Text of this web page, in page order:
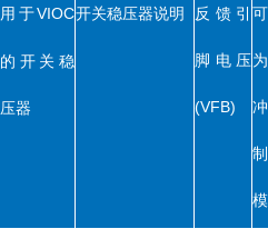
用于VIOC
的开关稳
压器
开关稳压器说明 反馈引
脚电压
(VFB)